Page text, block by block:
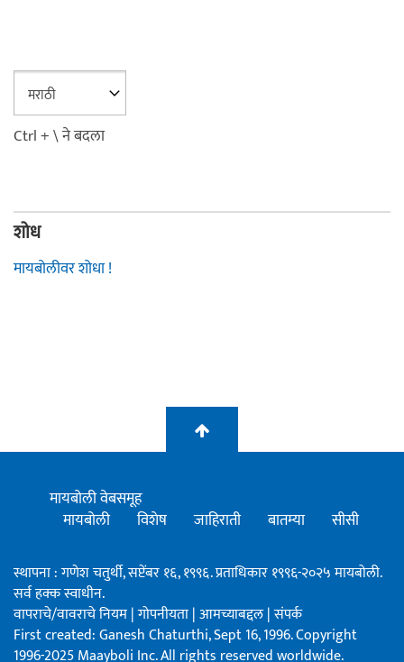
Ctrl + \ ने बदला
शोध
मायबोलीवर शोधा !
मायबोली वेबसमूह
मायबोली
विशेष जाहिराती बातम्या सीसी
स्थापना : गणेश चतुर्थी, सप्टेंबर १६, १९९६. प्रताधिकार १९९६-२०२५ मायबोली.
सर्व हक्क स्वाधीन.
वापराचे/वावराचे नियम|गोपनीयता|आमच्याबद्दल|संपर्क
First created: Ganesh Chaturthi, Sept 16, 1996. Copyright
1996-2025 Maayboli Inc. All rights reserved worldwide.